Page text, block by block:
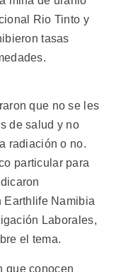
Rio Tinto y
tasas
que no se les
de salud y no
radiación o no.
particular para
Earthlife Namibia
Laborales,
el tema.
que conocen